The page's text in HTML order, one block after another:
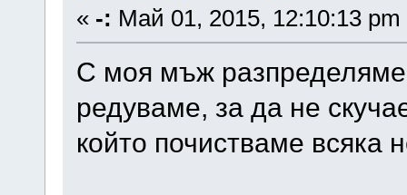
« -: Май 01, 2015, 12:10:13 pm
С моя мъж разпределяме
редуваме, за да не
който почистваме всяка